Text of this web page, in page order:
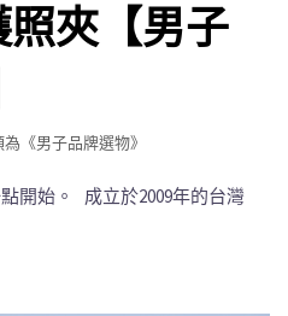
夾【男子
為《男子品牌選物》
開始。 成立於2009年的台灣